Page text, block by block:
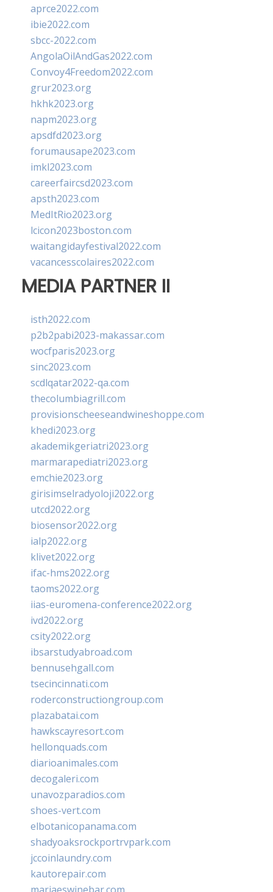
aprce2022.com
ibie2022.com
sbcc-2022.com
AngolaOilAndGas2022.com
Convoy4Freedom2022.com
grur2023.org
hkhk2023.org
napm2023.org
apsdfd2023.org
forumausape2023.com
imkl2023.com
careerfaircsd2023.com
apsth2023.com
MedItRio2023.org
lcicon2023boston.com
waitangidayfestival2022.com
vacancesscolaires2022.com
MEDIA PARTNER II
isth2022.com
p2b2pabi2023-makassar.com
wocfparis2023.org
sinc2023.com
scdlqatar2022-qa.com
thecolumbiagrill.com
provisionscheeseandwineshoppe.com
khedi2023.org
akademikgeriatri2023.org
marmarapediatri2023.org
emchie2023.org
girisimselradyoloji2022.org
utcd2022.org
biosensor2022.org
ialp2022.org
klivet2022.org
ifac-hms2022.org
taoms2022.org
iias-euromena-conference2022.org
ivd2022.org
csity2022.org
ibsarstudyabroad.com
bennusehgall.com
tsecincinnati.com
roderconstructiongroup.com
plazabatai.com
hawkscayresort.com
hellonquads.com
diarioanimales.com
decogaleri.com
unavozparadios.com
shoes-vert.com
elbotanicopanama.com
shadyoaksrockportrvpark.com
jccoinlaundry.com
kautorepair.com